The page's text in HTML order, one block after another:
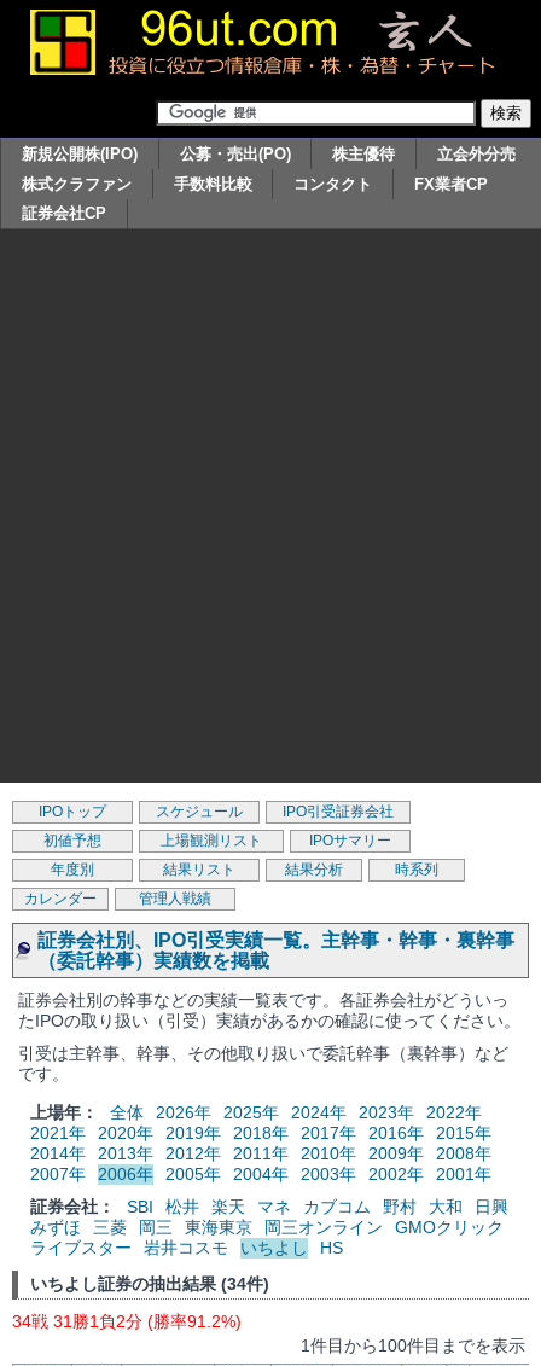
新規公開株(IPO) 公募・売出(PO) 株主優待
立会外分売
株式クラファン
手数料比較 コンタクト
FX業者CP
証券会社CP
IPOトップ スケジュール
IPO引受証券会社
初値予想
上場観測リスト
IPOサマリー
年度別
結果リスト 結果分析
時系列
カレンダー
管理人戦績
証券会社別、IPO引受実績一覧。主幹事・幹事・裏幹事
（委託幹事）実績数を掲載
証券会社別の幹事などの実績一覧表です。各証券会社がどういっ
たIPOの取り扱い（引受）実績があるかの確認に使ってください。
引受は主幹事、幹事、その他取り扱いで委託幹事（裏幹事）など
です。
上場年：
全体 2026年 2025年 2024年 2023年
2022年
2021年
2020年 2019年 2018年 2017年 2016年
2015年
2014年
2013年 2012年 2011年 2010年 2009年
2008年
2007年
2006年 2005年 2004年 2003年 2002年
2001年
証券会社：
SBI 松井 楽天 マネ カブコム 野村 大和
日興
みずほ
三菱 岡三 東海東京 岡三オンライン
GMOクリック
ライブスター
岩井コスモ いちよし
HS
いちよし証券の抽出結果 (34件)
34戦 31勝1負2分 (勝率91.2%)
1件目から100件目までを表示